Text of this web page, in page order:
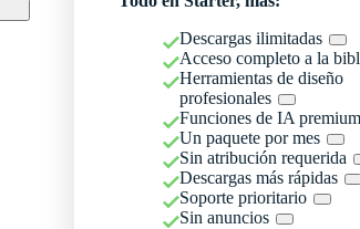
Descargas ilimitadas
Acceso completo a la
Herramientas de diseño
profesionales
Funciones de IA premium
Un paquete por mes
Sin atribución requerida
Descargas más rápidas
Soporte prioritario
Sin anuncios